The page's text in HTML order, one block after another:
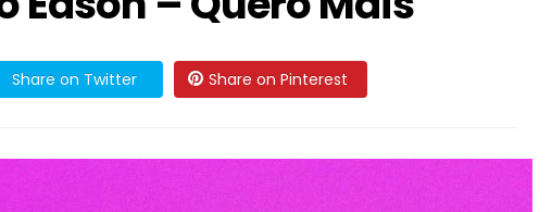
Share on Twitter Share on Pinterest